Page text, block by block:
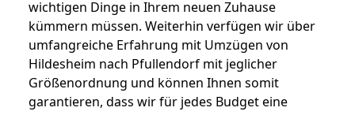
wichtigen Dinge in Ihrem neuen Zuhause
kümmern müssen. Weiterhin verfügen wir über
umfangreiche Erfahrung mit Umzügen von
Hildesheim nach Pfullendorf mit jeglicher
Größenordnung und können Ihnen somit
garantieren, dass wir für jedes Budget eine